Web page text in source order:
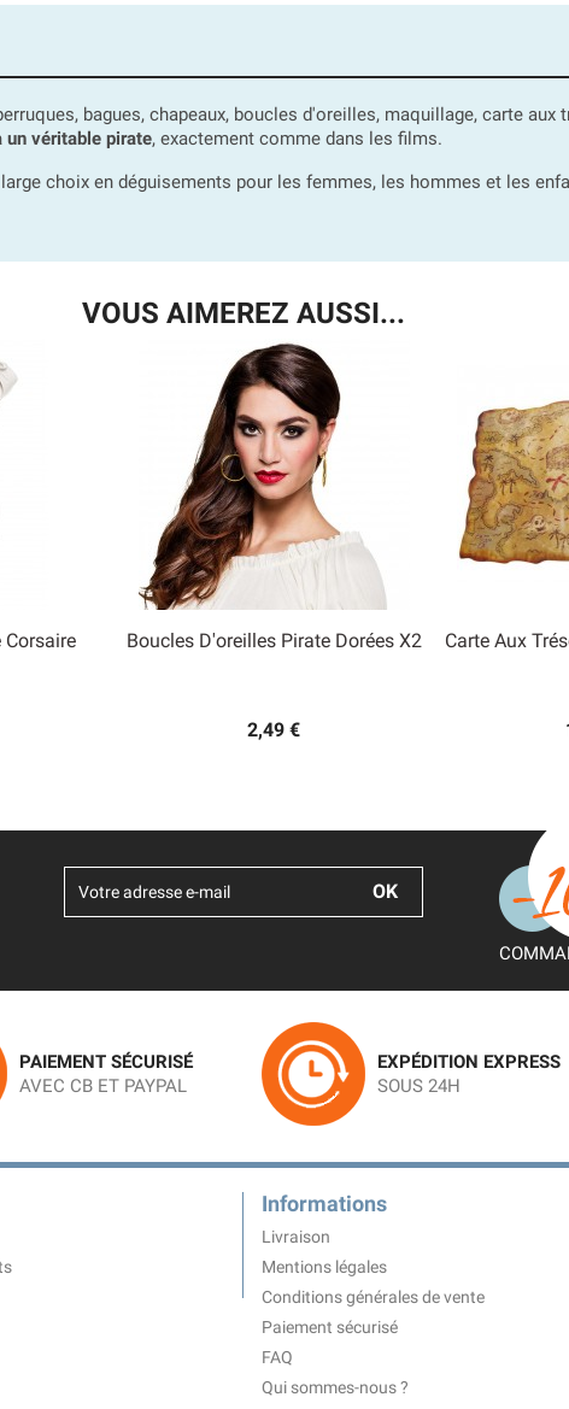
bagues, chapeaux, boucles d'oreilles, maquillage, carte
un véritable pirate, exactement comme dans les films.
choix en déguisements pour les femmes, les hommes et les
VOUS AIMEREZ AUSSI...
Corsaire
Boucles D'oreilles Pirate Dorées X2
2,49 €
Carte Aux
PAIEMENT SÉCURISÉ
AVEC CB ET PAYPAL
EXPÉDITION EXPRESS
SOUS 24H
Informations
Livraison
Mentions légales
Conditions générales de vente
Paiement sécurisé
FAQ
Qui sommes-nous ?